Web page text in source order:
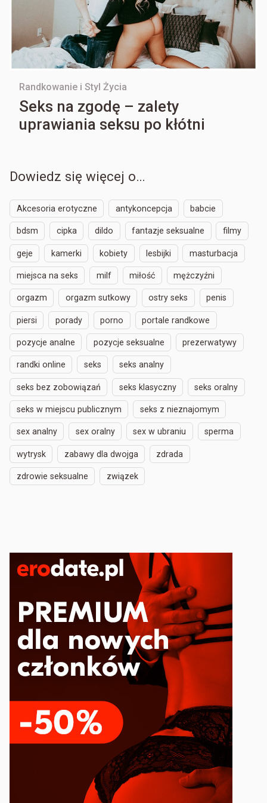
Randkowanie i Styl Życia
Seks na zgodę – zalety
uprawiania seksu po kłótni
Dowiedz się więcej o…
Akcesoria erotyczne antykoncepcja babcie
bdsm cipka dildo fantazje seksualne filmy
geje kamerki kobiety lesbijki masturbacja
miejsca na seks milf miłość mężczyźni
orgazm orgazm sutkowy ostry seks penis
piersi porady porno portale randkowe
pozycje analne pozycje seksualne prezerwatywy
randki online seks seks analny
seks bez zobowiązań seks klasyczny seks oralny
seks w miejscu publicznym seks z nieznajomym
sex analny sex oralny sex w ubraniu sperma
wytrysk zabawy dla dwojga zdrada
zdrowie seksualne związek